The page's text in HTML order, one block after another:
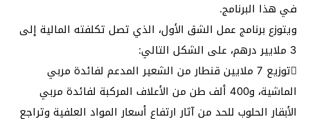
في هذا البرنامج.
ويتوزع برنامج عمل الشق الأول، الذي تصل تكلفته المالية إلى
3 ملايير درهم، على الشكل التالي:
توزيع 7 ملايين قنطار من الشعير المدعم لفائدة مربي
الماشية، و400 ألف طن من الأعلاف المركبة لفائدة مربي
الأبقار الحلوب للحد من آثار ارتفاع أسعار المواد العلفية وتراجع